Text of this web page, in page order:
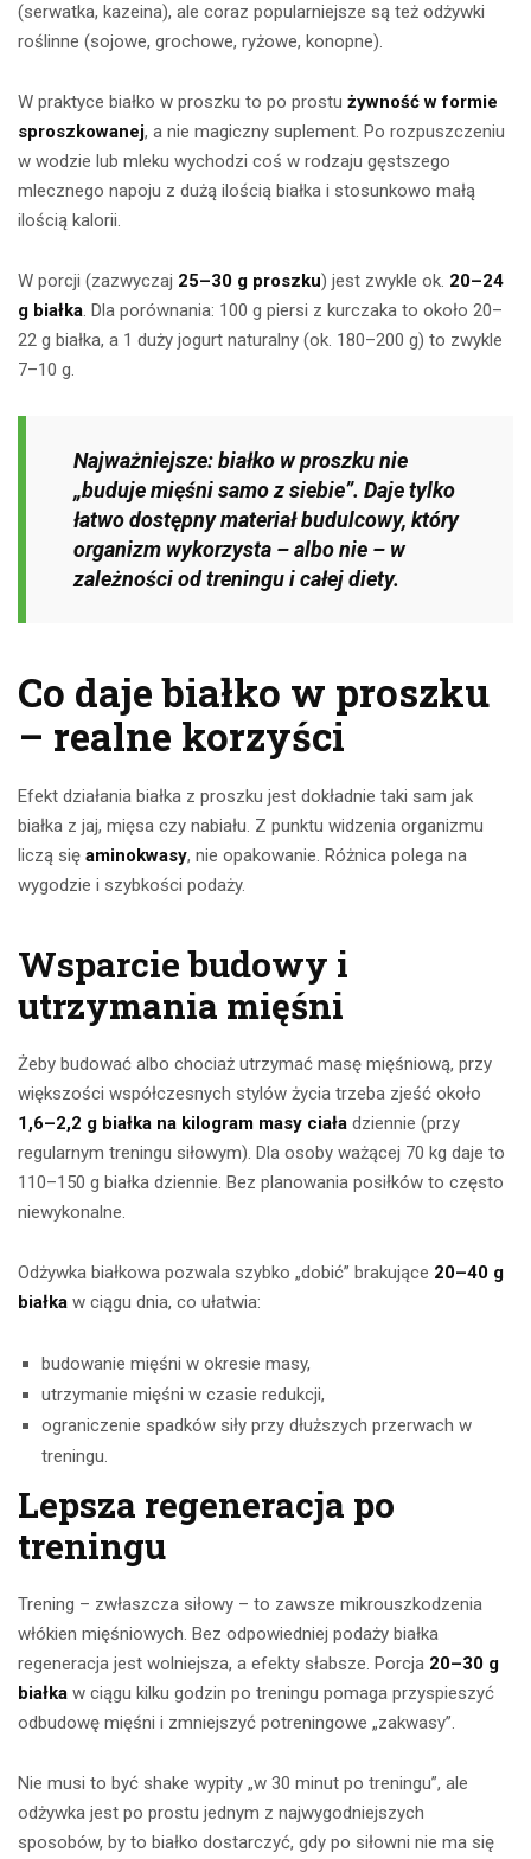
(serwatka, kazeina), ale coraz popularniejsze są też odżywki
roślinne (sojowe, grochowe, ryżowe, konopne).
W praktyce białko w proszku to po prostu żywność w formie
sproszkowanej, a nie magiczny suplement. Po rozpuszczeniu
w wodzie lub mleku wychodzi coś w rodzaju gęstszego
mlecznego napoju z dużą ilością białka i stosunkowo małą
ilością kalorii.
W porcji (zazwyczaj 25–30 g proszku) jest zwykle ok. 20–24
g białka. Dla porównania: 100 g piersi z kurczaka to około 20–
22 g białka, a 1 duży jogurt naturalny (ok. 180–200 g) to zwykle
7–10 g.
Najważniejsze: białko w proszku nie
„buduje mięśni samo z siebie”. Daje tylko
łatwo dostępny materiał budulcowy, który
organizm wykorzysta – albo nie – w
zależności od treningu i całej diety.
Co daje białko w proszku
– realne korzyści
Efekt działania białka z proszku jest dokładnie taki sam jak
białka z jaj, mięsa czy nabiału. Z punktu widzenia organizmu
liczą się aminokwasy, nie opakowanie. Różnica polega na
wygodzie i szybkości podaży.
Wsparcie budowy i
utrzymania mięśni
Żeby budować albo chociaż utrzymać masę mięśniową, przy
większości współczesnych stylów życia trzeba zjeść około
1,6–2,2 g białka na kilogram masy ciała dziennie (przy
regularnym treningu siłowym). Dla osoby ważącej 70 kg daje to
110–150 g białka dziennie. Bez planowania posiłków to często
niewykonalne.
Odżywka białkowa pozwala szybko „dobić” brakujące 20–40 g
białka w ciągu dnia, co ułatwia:
budowanie mięśni w okresie masy,
utrzymanie mięśni w czasie redukcji,
ograniczenie spadków siły przy dłuższych przerwach w
treningu.
Lepsza regeneracja po
treningu
Trening – zwłaszcza siłowy – to zawsze mikrouszkodzenia
włókien mięśniowych. Bez odpowiedniej podaży białka
regeneracja jest wolniejsza, a efekty słabsze. Porcja 20–30 g
białka w ciągu kilku godzin po treningu pomaga przyspieszyć
odbudowę mięśni i zmniejszyć potreningowe „zakwasy”.
Nie musi to być shake wypity „w 30 minut po treningu”, ale
odżywka jest po prostu jednym z najwygodniejszych
sposobów, by to białko dostarczyć, gdy po siłowni nie ma się